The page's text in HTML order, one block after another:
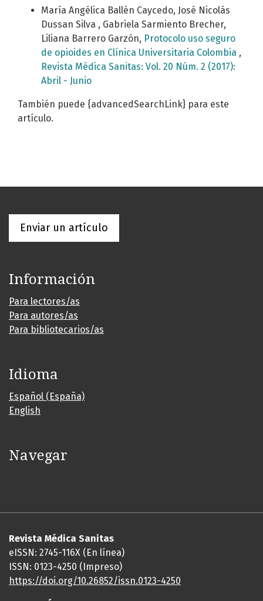
María Angélica Ballén Caycedo, José Nicolás
Dussan Silva , Gabriela Sarmiento Brecher,
Liliana Barrero Garzón, Protocolo uso seguro
de opioides en Clínica Universitaria Colombia ,
Revista Médica Sanitas: Vol. 20 Núm. 2 (2017):
Abril - Junio
También puede {advancedSearchLink} para este
artículo.
Enviar un artículo
Información
Para lectores/as
Para autores/as
Para bibliotecarios/as
Idioma
Español (España)
English
Navegar
Revista Médica Sanitas
eISSN: 2745-116X (En línea)
ISSN: 0123-4250 (Impreso)
https://doi.org/10.26852/issn.0123-4250